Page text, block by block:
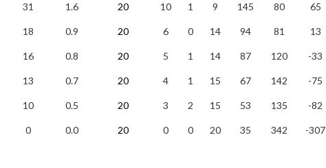
31 1.6 20 10 1 9 145 80 65
18 0.9 20 6 0 14 94 81 13
16 0.8 20 5 1 14 87 120 -33
13 0.7 20 4 1 15 67 142 -75
10 0.5 20 3 2 15 53 135 -82
0 0.0 20 0 0 20 35 342 -307